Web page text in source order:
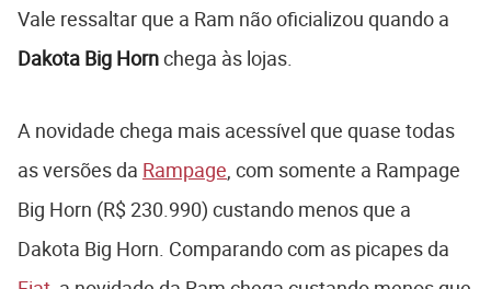
Vale ressaltar que a Ram não oficializou quando a
Dakota Big Hornchega às lojas.
A novidade chega mais acessível que quase todas
as versões da Rampage , com somente a Rampage
Big Horn (R$ 230.990) custando menos que a
Dakota Big Horn. Comparando com as picapes da